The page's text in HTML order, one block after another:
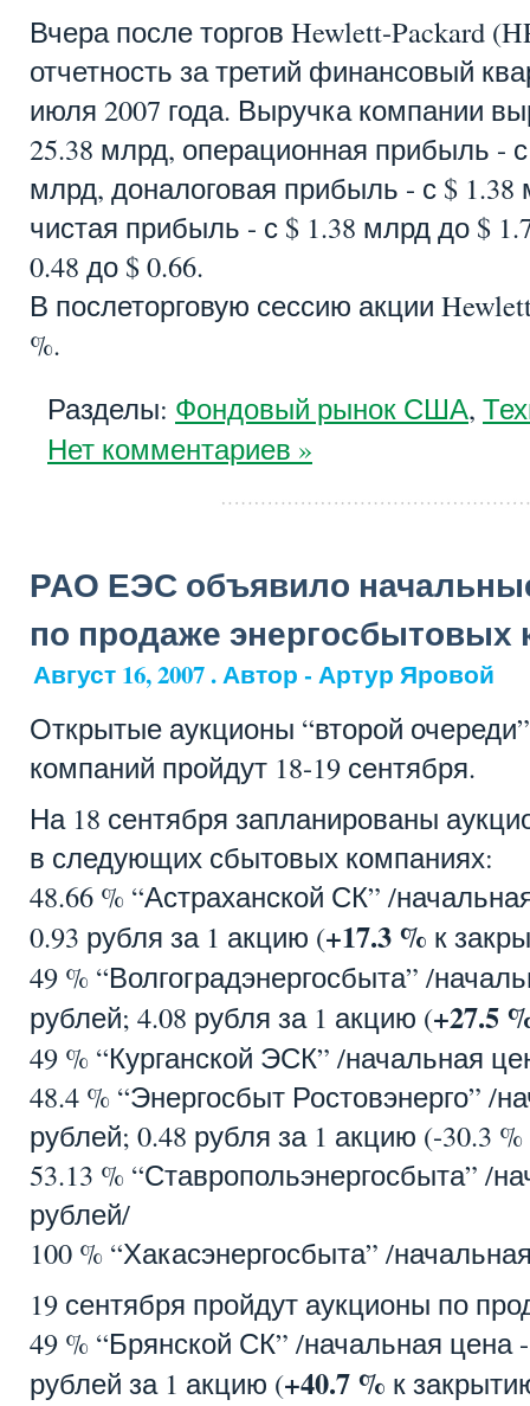
Вчера после торгов Hewlett-Packard
отчетность за третий финансовый
июля 2007 года. Выручка компании
25.38 млрд, операционная прибыль -
млрд, доналоговая прибыль - с $
чистая прибыль - с $ 1.38 млрд до $
0.48 до $ 0.66.
В послеторговую сессию акции
%.
Разделы: Фондовый рынок США,
Нет комментариев »
РАО ЕЭС объявило
по продаже энергосбытовых
Август 16, 2007 . Автор - Артур Яровой
Открытые аукционы “второй
компаний пройдут 18-19 сентября.
На 18 сентября запланированы
в следующих сбытовых компаниях:
48.66 % “Астраханской СК” /
0.93 рубля за 1 акцию (+17.3 % к
49 % “Волгоградэнергосбыта” /
рублей; 4.08 рубля за 1 акцию (+27.5
49 % “Курганской ЭСК” /начальная
48.4 % “Энергосбыт Ростовэнерго” /
рублей; 0.48 рубля за 1 акцию (-30.3
53.13 % “Ставропольэнергосбыта” /
рублей/
100 % “Хакасэнергосбыта” /
19 сентября пройдут аукционы по
49 % “Брянской СК” /начальная цена
рублей за 1 акцию (+40.7 % к